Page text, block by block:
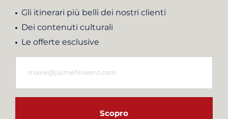
Gli itinerari più belli dei nostri clienti
Dei contenuti culturali
Le offerte esclusive
Scopro